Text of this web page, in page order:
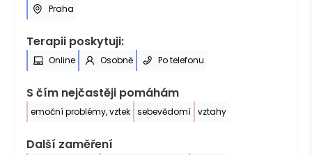
Praha
Terapii poskytuji:
Online Osobně Po telefonu
S čím nejčastěji pomáhám
emoční problémy, vztek sebevědomí vztahy
Další zaměření